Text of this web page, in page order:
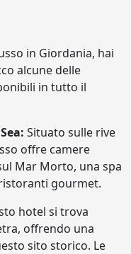
in Giordania, hai
alcune delle
in tutto il
Situato sulle rive
offre camere
Mar Morto, una spa
gourmet.
hotel si trova
offrendo una
sito storico. Le